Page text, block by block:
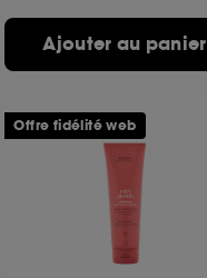
Ajouter au panier
Offre fidélité web